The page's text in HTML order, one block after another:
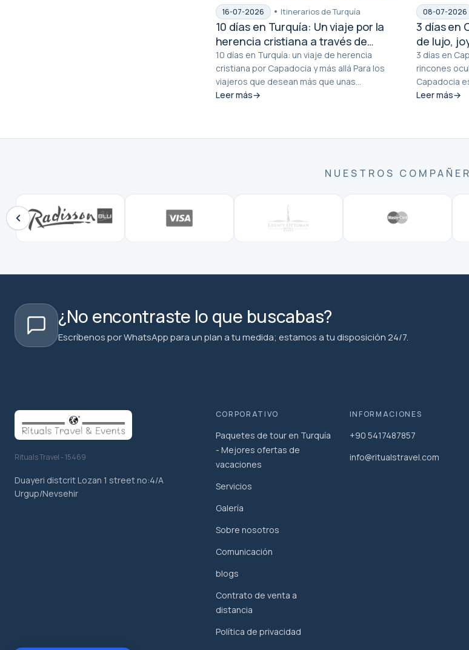
16-07-2026 Itinerarios de Turquía
10 días en Turquía: Un viaje por la
herencia cristiana a través de
Capadocia y más allá
10 días en Turquía: un viaje de herencia
cristiana por Capadocia y más allá Para los
viajeros que desean más que unas
vacaciones hermos...
Leer más
08-07-2026
3 días en
de lujo,
escénicas
3 días en
rincones
Capadocia
donde el
Leer más
NUESTROS
¿No encontraste lo que buscabas?
Escríbenos por WhatsApp para un plan a tu medida; estamos a tu disposición 24/7.
Rituals Travel - 15469
Duayeri distcrit Lozan 1 street no:4/A
Urgup/Nevsehir
CORPORATIVO
Paquetes de tour en Turquía
- Mejores ofertas de
vacaciones
Servicios
Galería
Sobre nosotros
Comunicación
blogs
Contrato de venta a
distancia
Política de privacidad
INFORMACIONES
+90 5417487857
info@ritualstravel.com